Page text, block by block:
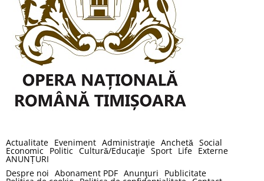
Actualitate Eveniment Administraţie Anchetă Social
Economic Politic Cultură/Educaţie Sport Life Externe
ANUNȚURI
Despre noi Abonament PDF Anunţuri Publicitate